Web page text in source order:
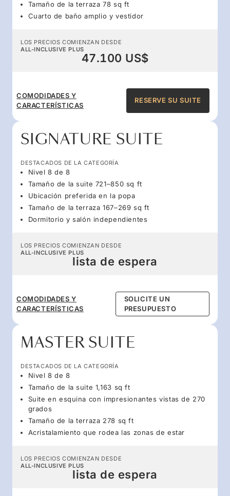
Tamaño de la terraza 78 sq ft
Cuarto de baño amplio y vestidor
LOS PRECIOS COMIENZAN DESDE
ALL-INCLUSIVE PLUS
47.100 US$
COMODIDADES Y
CARACTERÍSTICAS
RESERVE SU SUITE
SIGNATURE SUITE
DESTACADOS DE LA CATEGORÍA
Nivel 8 de 8
Tamaño de la suite 721–850 sq ft
Ubicación preferida en la popa
Tamaño de la terraza 167–269 sq ft
Dormitorio y salón independientes
LOS PRECIOS COMIENZAN DESDE
ALL-INCLUSIVE PLUS
lista de espera
COMODIDADES Y
CARACTERÍSTICAS
SOLICITE UN
PRESUPUESTO
MASTER SUITE
DESTACADOS DE LA CATEGORÍA
Nivel 8 de 8
Tamaño de la suite 1,163 sq ft
Suite en esquina con impresionantes vistas de 270
grados
Tamaño de la terraza 278 sq ft
Acristalamiento que rodea las zonas de estar
LOS PRECIOS COMIENZAN DESDE
ALL-INCLUSIVE PLUS
lista de espera